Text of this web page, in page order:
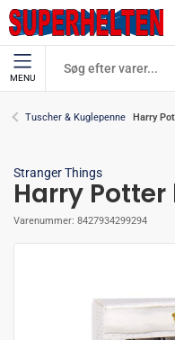
MENU
Tuscher & Kuglepenne Harry
Stranger Things
Harry
Varenummer: 8427934299294